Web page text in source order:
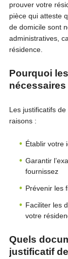
prouver votre
pièce qui atteste
de domicile sont
administratives,
résidence.
Pourquoi
nécessaires
Les justificatifs
raisons :
Établir votre
Garantir
fournissez
Prévenir les
Faciliter les
votre
Quels
justificatif